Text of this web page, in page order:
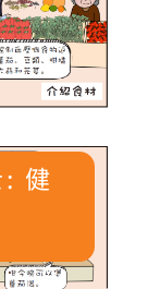
健